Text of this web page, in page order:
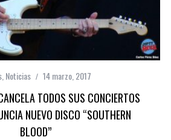
, Noticias 14 marzo, 2017
TODOS SUS CONCIERTOS
NUEVO DISCO “SOUTHERN
BLOOD”